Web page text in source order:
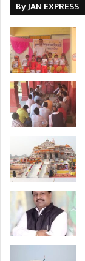
By JAN EXPRESS